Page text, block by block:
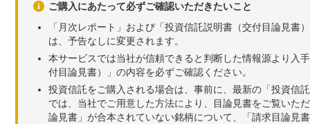
ご購入にあたって必ずご確認いただきたいこと
「月次レポート」および「投資信託説明書（交付目論見
は、予告なしに変更されます。
本サービスでは当社が信頼できると判断した情報源より入
付目論見書）」の内容を必ずご確認ください。
投資信託をご購入される場合は、事前に、最新の「投資信
では、当社でご用意した方法により、目論見書をご覧いた
論見書」が合本されていない銘柄について、「請求目論見